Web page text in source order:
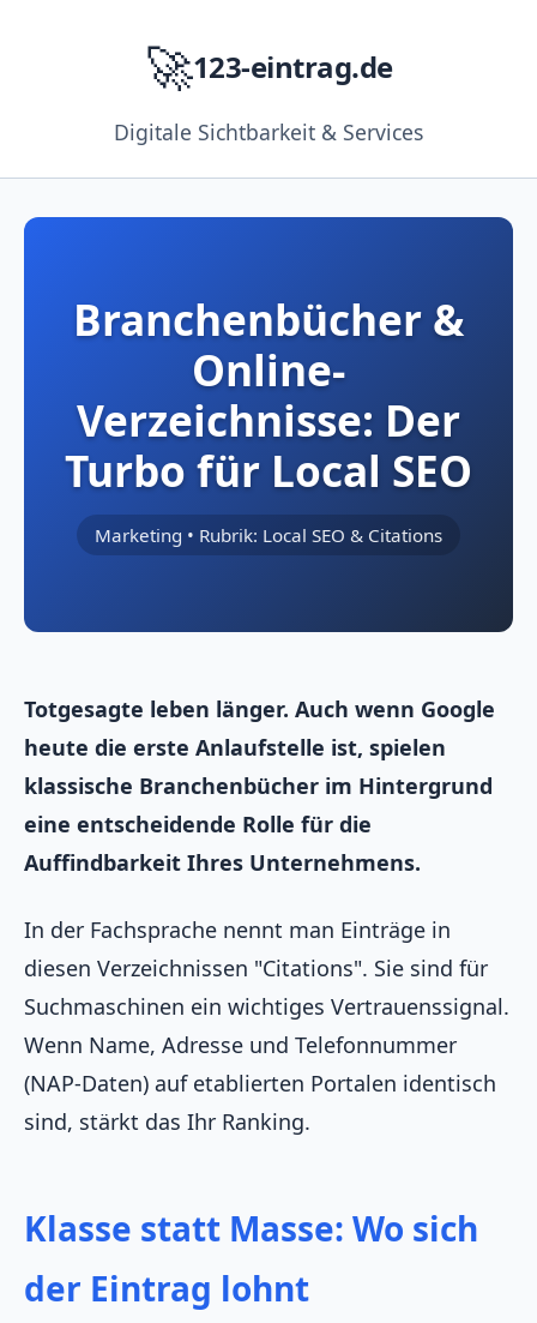
🚀123-eintrag.de
Digitale Sichtbarkeit & Services
Branchenbücher &
Online-
Verzeichnisse: Der
Turbo für Local SEO
Marketing • Rubrik: Local SEO & Citations
Totgesagte leben länger. Auch wenn Google
heute die erste Anlaufstelle ist, spielen
klassische Branchenbücher im Hintergrund
eine entscheidende Rolle für die
Auffindbarkeit Ihres Unternehmens.
In der Fachsprache nennt man Einträge in
diesen Verzeichnissen "Citations". Sie sind für
Suchmaschinen ein wichtiges Vertrauenssignal.
Wenn Name, Adresse und Telefonnummer
(NAP-Daten) auf etablierten Portalen identisch
sind, stärkt das Ihr Ranking.
Klasse statt Masse: Wo sich
der Eintrag lohnt